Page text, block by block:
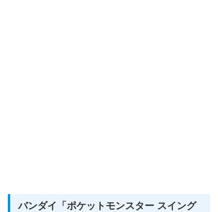
バンダイ 「ポケットモンスター スイング